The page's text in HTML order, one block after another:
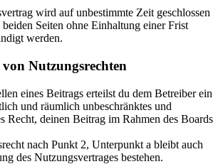
wird auf unbestimmte Zeit geschlossen
Seiten ohne Einhaltung einer Frist
werden.
Nutzungsrechten
eines Beitrags erteilst du dem Betreiber ein
und räumlich unbeschränktes und
Recht, deinen Beitrag im Rahmen des Boards
nach Punkt 2, Unterpunkt a bleibt auch
des Nutzungsvertrages bestehen.